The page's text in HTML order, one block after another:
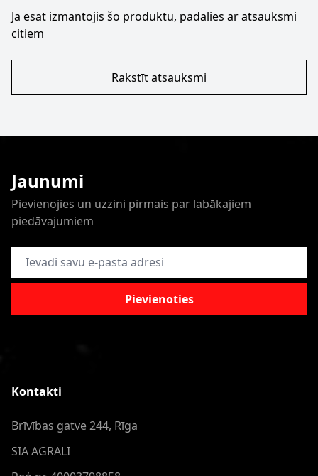
Ja esat izmantojis šo produktu, padalies ar atsauksmi
citiem
Rakstīt atsauksmi
Jaunumi
Pievienojies un uzzini pirmais par labākajiem
piedāvajumiem
E-pasta adrese
Pievienoties
Kontakti
Brīvības gatve 244, Rīga
SIA AGRALI